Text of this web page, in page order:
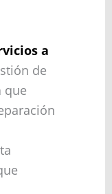
a
de
que